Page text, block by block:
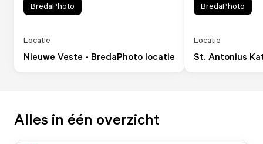
Nieuwe Veste - BredaPhoto locatie
Locatie
BredaPhoto
St. Antonius
Locatie
BredaPhoto
Alles in één overzicht